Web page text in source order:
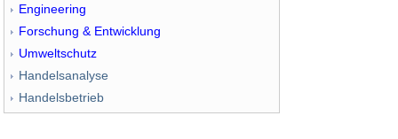
Engineering
Forschung & Entwicklung
Umweltschutz
Handelsanalyse
Handelsbetrieb